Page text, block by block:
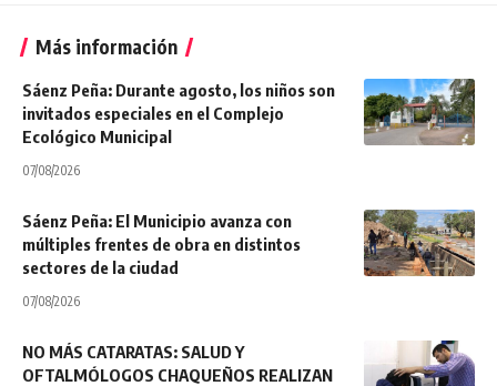
Más información
Sáenz Peña: Durante agosto, los niños son
invitados especiales en el Complejo
Ecológico Municipal
07/08/2026
Sáenz Peña: El Municipio avanza con
múltiples frentes de obra en distintos
sectores de la ciudad
07/08/2026
NO MÁS CATARATAS: SALUD Y
OFTALMÓLOGOS CHAQUEÑOS REALIZAN